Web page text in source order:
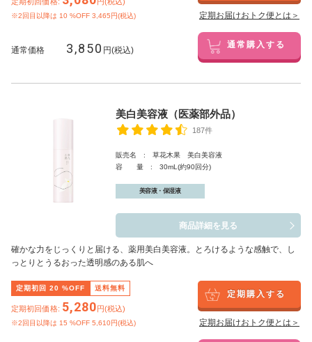
※2回目以降は 10 %OFF 3,465円(税込) 定期お届けおトク便とは＞
通常価格 3,850 円(税込) 通常購入する
美白美容液（医薬部外品）
187件
販売名 : 草花木果 美白美容液
容 量 : 30mL(約90回分)
美容液・保湿液
商品詳細を見る
確かな力をじっくりと届ける、薬用美白美容液。とろけるような感触で、し
っとりとうるおった透明感のある肌へ
定期初回 20 %OFF 送料無料
定期初回価格: 5,280円(税込)
※2回目以降は 15 %OFF 5,610円(税込)
定期購入する
定期お届けおトク便とは＞